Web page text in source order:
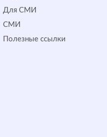
Для СМИ
СМИ
Полезные ссылки